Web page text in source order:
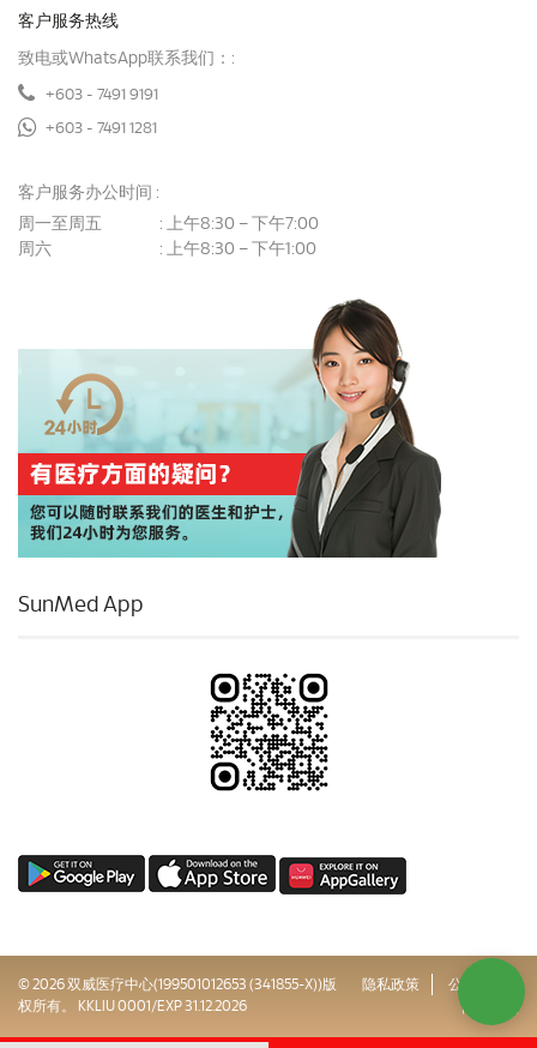
客户服务热线
致电或WhatsApp联系我们：:
+603 - 7491 9191
+603 - 7491 1281
客户服务办公时间 :
周一至周五
: 上午8:30 – 下午7:00
周六
: 上午8:30 – 下午1:00
SunMed App
© 2026 双威医疗中心(199501012653 (341855-X))版
权所有。 KKLIU 0001/EXP 31.12.2026
隐私政策
公司治理
网站地图